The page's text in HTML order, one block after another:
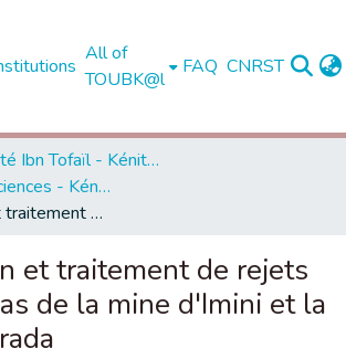
All of
TOUBK@l
FAQ CNRST
Université Ibn Tofaïl - Kénitra
Faculté des Sciences - Kénitra
Valorisation et traitement de rejets miniers : Cas de la mine d'Imini et la mine de Jerada
et traitement de rejets
de la mine d'Imini et la